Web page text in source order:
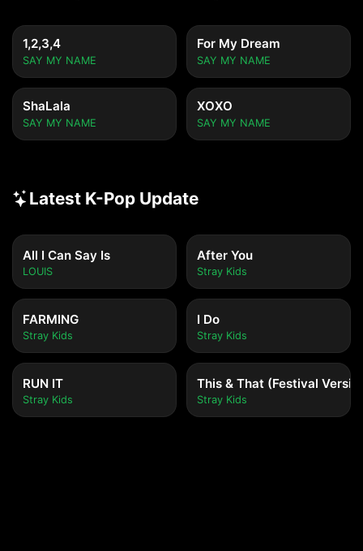
1,2,3,4
SAY MY NAME
For My Dream
SAY MY NAME
ShaLala
SAY MY NAME
XOXO
SAY MY NAME
Latest K-Pop Update
All I Can Say Is
LOUIS
After You
Stray Kids
FARMING
Stray Kids
I Do
Stray Kids
RUN IT
Stray Kids
This & That (Festival
Stray Kids